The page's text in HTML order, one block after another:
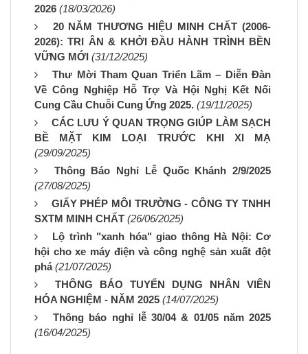
2026 (18/03/2026)
20 NĂM THƯƠNG HIỆU MINH CHẤT (2006-
2026): TRI ÂN & KHỞI ĐẦU HÀNH TRÌNH BỀN
VỮNG MỚI (31/12/2025)
Thư Mời Tham Quan Triển Lãm – Diễn Đàn
Về Công Nghiệp Hỗ Trợ Và Hội Nghị Kết Nối
Cung Cầu Chuỗi Cung Ứng 2025. (19/11/2025)
CÁC LƯU Ý QUAN TRỌNG GIÚP LÀM SẠCH
BỀ MẶT KIM LOẠI TRƯỚC KHI XI MẠ
(29/09/2025)
Thông Báo Nghỉ Lễ Quốc Khánh 2/9/2025
(27/08/2025)
GIẤY PHÉP MÔI TRƯỜNG - CÔNG TY TNHH
SXTM MINH CHẤT (26/06/2025)
Lộ trình "xanh hóa" giao thông Hà Nội: Cơ
hội cho xe máy điện và công nghệ sản xuất đột
phá (21/07/2025)
THÔNG BÁO TUYỂN DỤNG NHÂN VIÊN
HÓA NGHIỆM - NĂM 2025 (14/07/2025)
Thông báo nghỉ lễ 30/04 & 01/05 năm 2025
(16/04/2025)